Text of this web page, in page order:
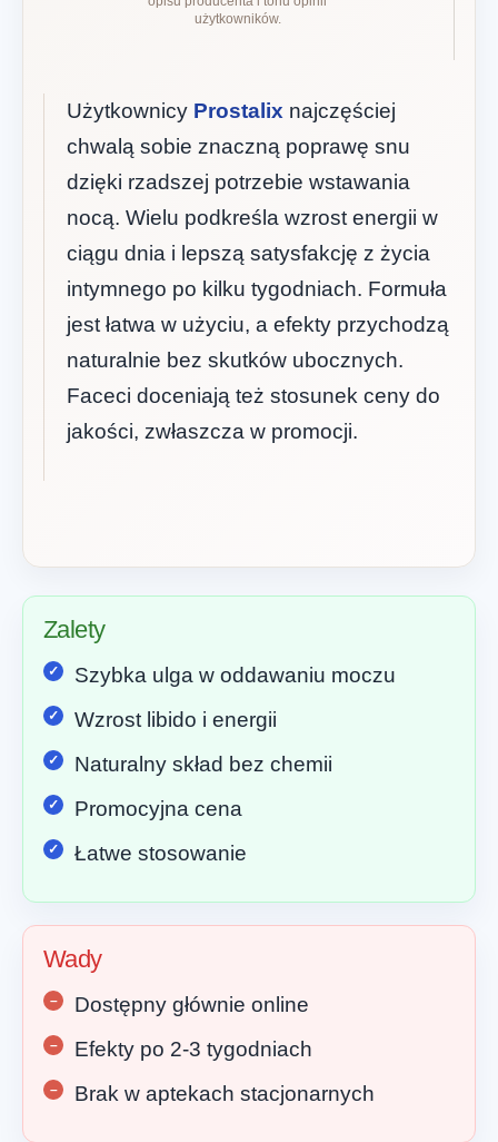
użytkowników.
Użytkownicy Prostalix najczęściej
chwalą sobie znaczną poprawę snu
dzięki rzadszej potrzebie wstawania
nocą. Wielu podkreśla wzrost energii w
ciągu dnia i lepszą satysfakcję z życia
intymnego po kilku tygodniach. Formuła
jest łatwa w użyciu, a efekty przychodzą
naturalnie bez skutków ubocznych.
Faceci doceniają też stosunek ceny do
jakości, zwłaszcza w promocji.
Zalety
Szybka ulga w oddawaniu moczu
Wzrost libido i energii
Naturalny skład bez chemii
Promocyjna cena
Łatwe stosowanie
Wady
Dostępny głównie online
Efekty po 2-3 tygodniach
Brak w aptekach stacjonarnych